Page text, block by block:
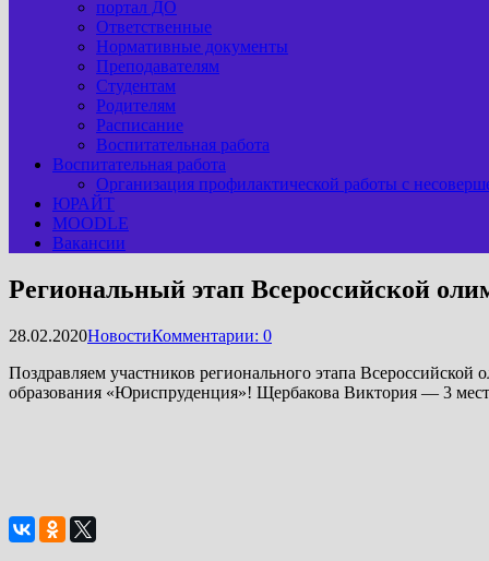
портал ДО
Ответственные
Нормативные документы
Преподавателям
Студентам
Родителям
Расписание
Воспитательная работа
Воспитательная работа
Организация профилактической работы с
ЮРАЙТ
MOODLE
Вакансии
Региональный этап Всероссийской
28.02.2020НовостиКомментарии: 0
Поздравляем участников регионального этапа
образования «Юриспруденция»! Щербакова Виктория — 3